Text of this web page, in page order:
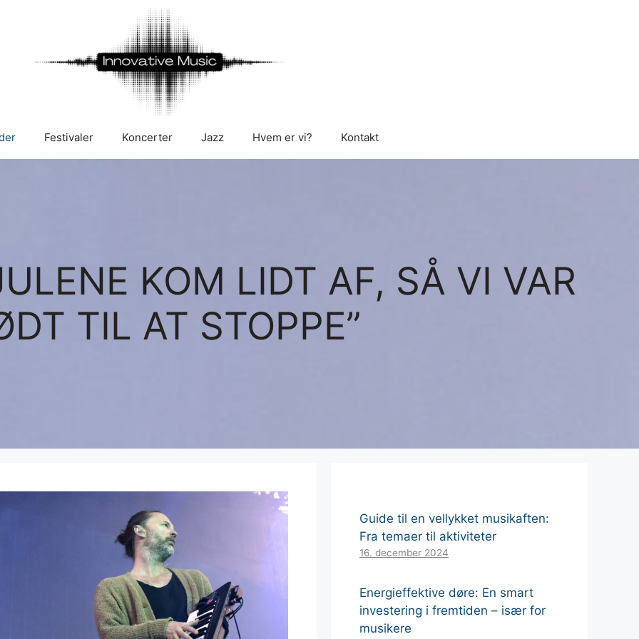
Festivaler Koncerter Jazz Hvem er vi? Kontakt
KOM LIDT AF, SÅ VI VAR
TIL AT STOPPE”
Guide til en vellykket musikaften:
Fra temaer til aktiviteter
16. december 2024
Energieffektive døre: En smart
investering i fremtiden – især for
musikere